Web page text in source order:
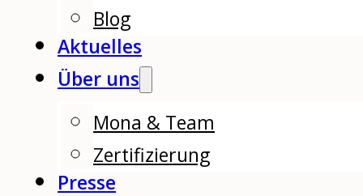
Blog
Aktuelles
Über uns
Mona & Team
Zertifizierung
Presse